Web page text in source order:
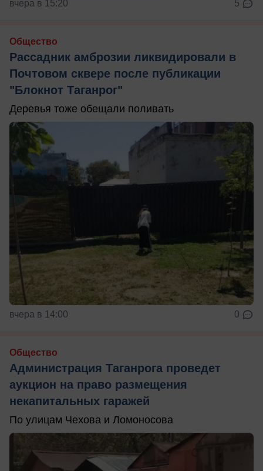
вчера в 15:20 5
Общество
Рассадник амброзии ликвидировали в
Почтовом сквере после публикации
"Блокнот Таганрог"
Деревья тоже обещали поливать
вчера в 14:00 0
Общество
Администрация Таганрога проведет
аукцион на право размещения
некапитальных гаражей
По улицам Чехова и Ломоносова